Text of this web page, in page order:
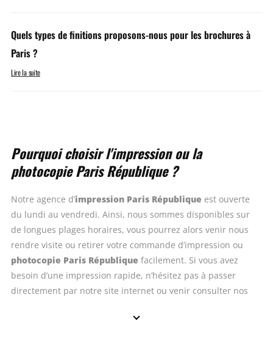
Quels types de finitions proposons-nous pour les brochures à
Paris ?
Lire la suite
Pourquoi choisir l'impression ou la
photocopie Paris République ?
Notre agence d’impression Paris République est ouverte
du lundi au vendredi. Ainsi, nous sommes disponibles sur
de longues plages horaires, vous pourrez alors venir nous
rendre visite ou retirer votre commande d’impression ou
photocopie Paris République facilement. Si vous avez
besoin d’une impression rapide, n’hésitez pas à passer
directement par notre site internet ou venir consulter nos
République, qui se feront un plaisir de vous accompagner